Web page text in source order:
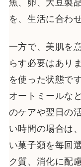
魚、卵、大豆製
を、生活に合わ
一方で、美肌を
らす必要はあり
を使った状態で
オートミールな
のケアや翌日の
い時間の場合は
い菓子類を毎回
ク質、消化に配